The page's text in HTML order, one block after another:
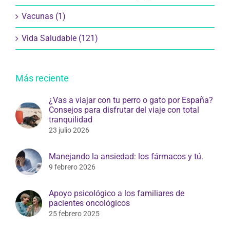
Vacunas (1)
Vida Saludable (121)
Más reciente
¿Vas a viajar con tu perro o gato por España?
Consejos para disfrutar del viaje con total
tranquilidad
23 julio 2026
Manejando la ansiedad: los fármacos y tú.
9 febrero 2026
Apoyo psicológico a los familiares de
pacientes oncológicos
25 febrero 2025